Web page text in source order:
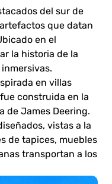
del sur de
artefactos que datan
en el
la historia de la
en villas
construida en la
de James Deering.
vistas a la
de tapices, muebles
transportan a los